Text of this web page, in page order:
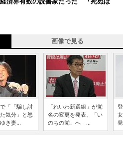
画像で見る
「「騙し討
気分」と怒
き妻...
「れいわ新選組」が党
名の変更を発表、「い
のちの党」へ ...